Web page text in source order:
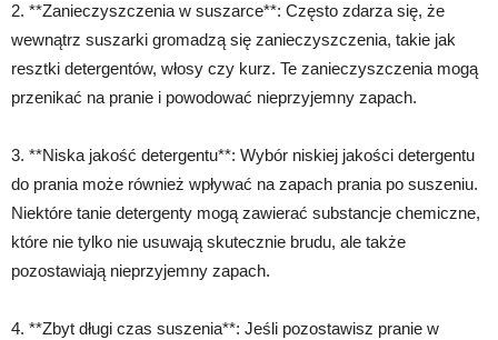
2. **Zanieczyszczenia w suszarce**: Często zdarza się, że
wewnątrz suszarki gromadzą się zanieczyszczenia, takie jak
resztki detergentów, włosy czy kurz. Te zanieczyszczenia mogą
przenikać na pranie i powodować nieprzyjemny zapach.
3. **Niska jakość detergentu**: Wybór niskiej jakości detergentu
do prania może również wpływać na zapach prania po suszeniu.
Niektóre tanie detergenty mogą zawierać substancje chemiczne,
które nie tylko nie usuwają skutecznie brudu, ale także
pozostawiają nieprzyjemny zapach.
4. **Zbyt długi czas suszenia**: Jeśli pozostawisz pranie w